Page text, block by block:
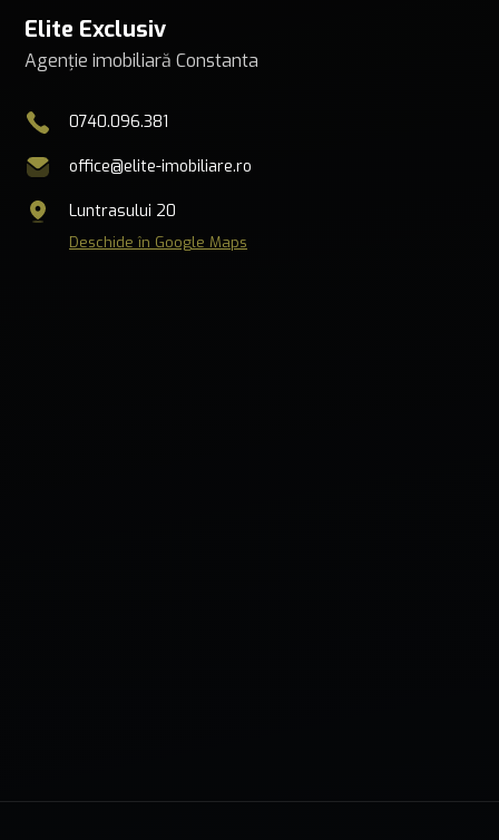
Elite Exclusiv
Agenție imobiliară Constanta
0740.096.381
office@elite-imobiliare.ro
Luntrasului 20
Deschide în Google Maps